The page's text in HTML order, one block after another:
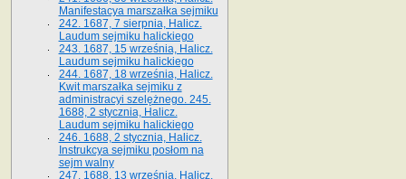
Manifestacya marszałka sejmiku
242. 1687, 7 sierpnia, Halicz.
Laudum sejmiku halickiego
243. 1687, 15 września, Halicz.
Laudum sejmiku halickiego
244. 1687, 18 września, Halicz.
Kwit marszałka sejmiku z
administracyi szelężnego. 245.
1688, 2 stycznia, Halicz.
Laudum sejmiku halickiego
246. 1688, 2 stycznia, Halicz.
Instrukcya sejmiku posłom na
sejm walny
247. 1688, 13 września, Halicz.